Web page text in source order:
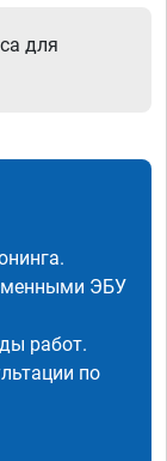
для
ЭБУ
работ.
по